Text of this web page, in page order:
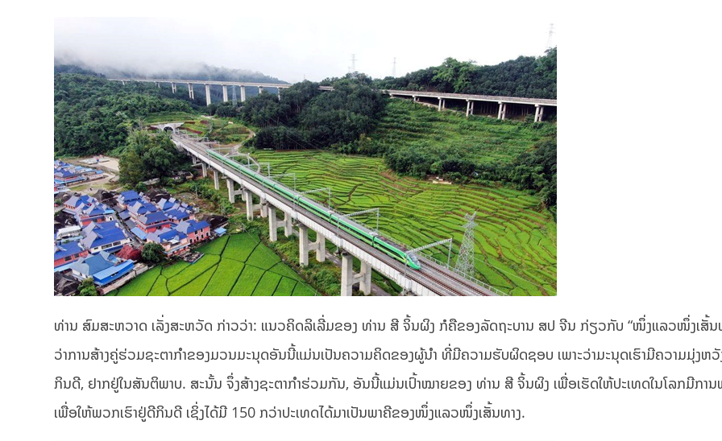
ທ່ານ ສົມສະຫວາດ ເລັ່ງສະຫວັດ ກ່າວວ່າ: ແນວຄິດລິເລີ່ມຂອງ ທ່ານ ສີ ຈິ້ນຜິງ ກໍຄືຂອງລັດຖະບານ ສປ ຈີນ ກ່ຽວກັບ “ໜຶ່ງແລວໜຶ່ງເສັ້ນ
ວ່າການສ້າງຄູ່ຮ່ວມຊະຕາກຳຂອງມວນມະນຸດອັນນີ້ແມ່ນເປັນຄວາມຄິດຂອງຜູ້ນຳ ທີ່ມີຄວາມຮັບຜິດຊອບ ເພາະວ່າມະນຸດເຮົາມີຄວາມມຸ່ງຫ
ກິນດີ, ຢາກຢູ່ໃນສັນຕິພາບ. ສະນັ້ນ ຈຶ່ງສ້າງຊະຕາກຳຮ່ວມກັນ, ອັນນີ້ແມ່ນເປົ້າໝາຍຂອງ ທ່ານ ສີ ຈິ້ນຜິງ ເພື່ອເຮັດໃຫ້ປະເທດໃນໂລກມີກາ
ເພື່ອໃຫ້ພວກເຮົາຢູ່ດີກິນດີ ເຊິ່ງໄດ້ມີ 150 ກວ່າປະເທດໄດ້ມາເປັນພາຄີຂອງໜຶ່ງແລວໜຶ່ງເສັ້ນທາງ.